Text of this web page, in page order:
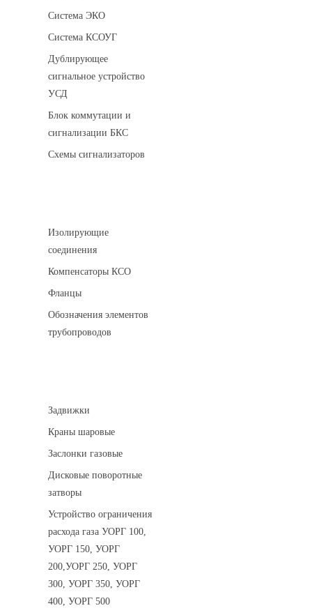
Система ЭКО
Система КСОУГ
Дублирующее
сигнальное устройство
УСД
Блок коммутации и
сигнализации БКС
Схемы сигнализаторов
Изолирующие
соединения
Компенсаторы КСО
Фланцы
Обозначения элементов
трубопроводов
Задвижки
Краны шаровые
Заслонки газовые
Дисковые поворотные
затворы
Устройство ограничения
расхода газа УОРГ 100,
УОРГ 150, УОРГ
200,УОРГ 250, УОРГ
300, УОРГ 350, УОРГ
400, УОРГ 500